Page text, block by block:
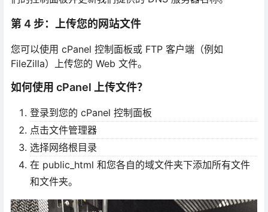
第 4 步：上传您的网站文件
您可以使用 cPanel 控制面板或 FTP 客户端（例如
FileZilla）上传您的 Web 文件。
如何使用 cPanel 上传文件？
登录到您的 cPanel 控制面板
点击文件管理器
选择网络根目录
在 public_html 和您各自的域文件夹下添加所有文件
和文件夹。